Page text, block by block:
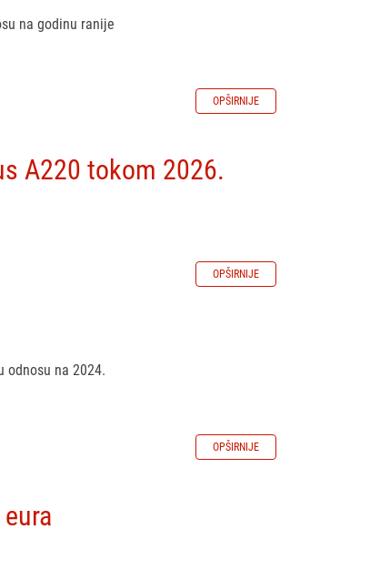
na godinu ranije
OPŠIRNIJE
A220 tokom 2026.
OPŠIRNIJE
odnosu na 2024.
OPŠIRNIJE